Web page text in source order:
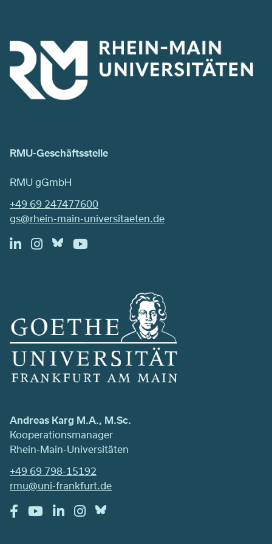
RMU-Geschäftsstelle
RMU gGmbH
+49 69 247477600
gs@rhein-main-universitaeten.de
Andreas Karg M.A., M.Sc.
Kooperationsmanager
Rhein-Main-Universitäten
+49 69 798-15192
rmu@uni-frankfurt.de